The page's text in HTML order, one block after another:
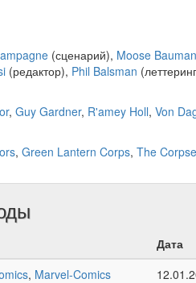
(сценарий), Moose
(редактор), Phil Balsman
, Guy Gardner, R'amey Holl, Von
, Green Lantern Corps, The Corpse
Дата
, Marvel-Comics